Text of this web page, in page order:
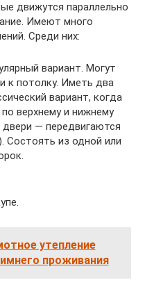
движутся параллельно
Имеют много
Среди них:
вариант. Могут
к потолку. Иметь два
вариант, когда
верхнему и нижнему
— передвигаются
Состоять из одной или
утепление
проживания